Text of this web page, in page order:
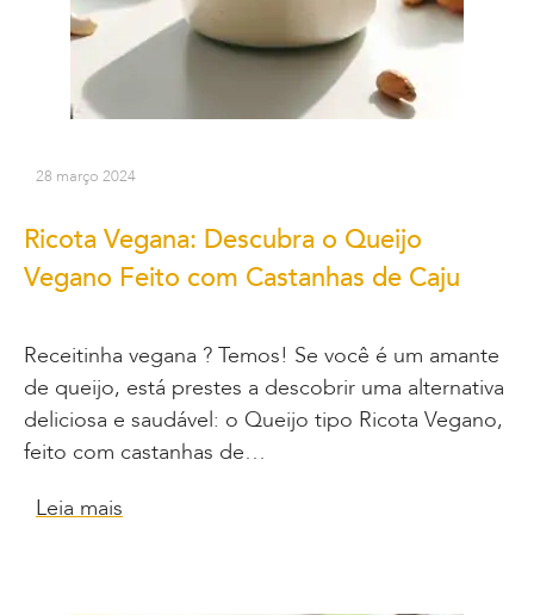
28 março 2024
Ricota Vegana: Descubra o Queijo
Vegano Feito com Castanhas de Caju
Receitinha vegana ? Temos! Se você é um amante
de queijo, está prestes a descobrir uma alternativa
deliciosa e saudável: o Queijo tipo Ricota Vegano,
feito com castanhas de…
Leia mais